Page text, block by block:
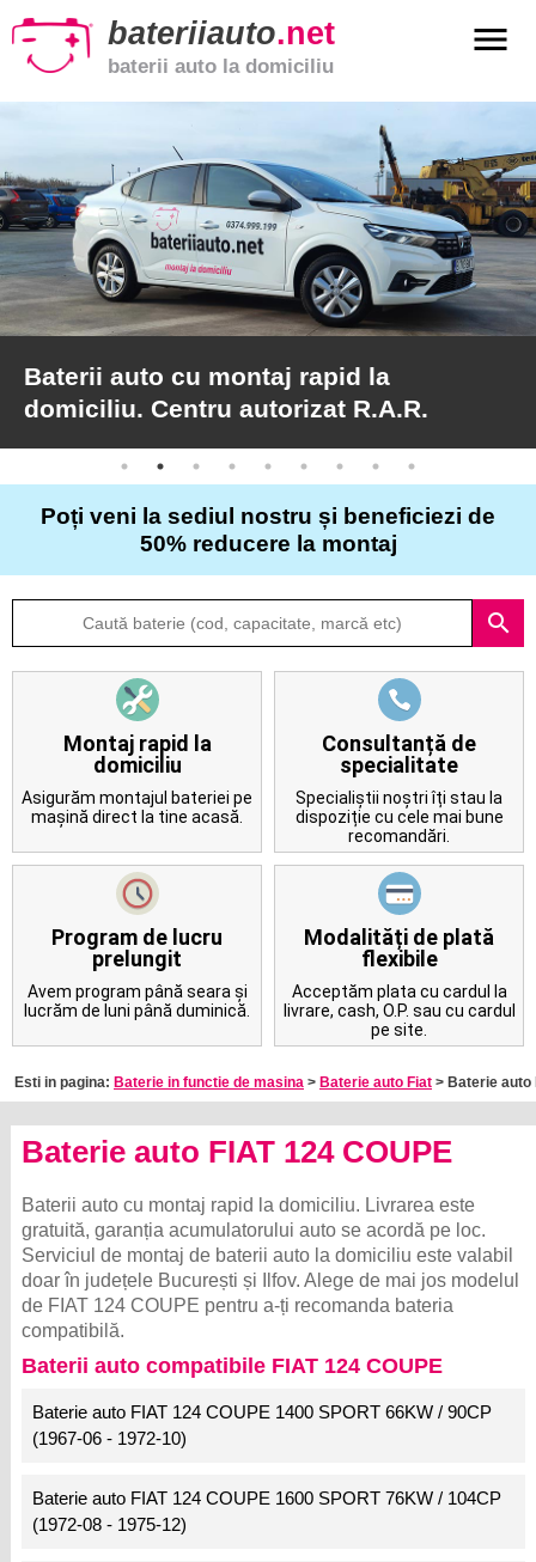
bateriiauto.net
baterii auto la domiciliu
menu
Baterii
moto
Baterii
de
camion
Articole
Despre
Contact
Baterii auto cu montaj rapid la
domiciliu. Centru autorizat R.A.R.
Poți veni la sediul nostru și beneficiezi de
50% reducere la montaj
search
Montaj rapid la
domiciliu
Asigurăm montajul bateriei pe
mașină direct la tine acasă.
Consultanță de
specialitate
Specialiștii noștri îți stau la
dispoziție cu cele mai bune
recomandări.
Program de lucru
prelungit
Avem program până seara și
lucrăm de luni până duminică.
Modalități de plată
flexibile
Acceptăm plata cu cardul la
livrare, cash, O.P. sau cu cardul
pe site.
Esti in pagina: Baterie in functie de masina > Baterie auto Fiat > Baterie auto
Baterie auto FIAT 124 COUPE
Baterii auto cu montaj rapid la domiciliu. Livrarea este
gratuită, garanția acumulatorului auto se acordă pe loc.
Serviciul de montaj de baterii auto la domiciliu este valabil
doar în județele București și Ilfov. Alege de mai jos modelul
de FIAT 124 COUPE pentru a-ți recomanda bateria
compatibilă.
Baterii auto compatibile FIAT 124 COUPE
Baterie auto FIAT 124 COUPE 1400 SPORT 66KW / 90CP
(1967-06 - 1972-10)
Baterie auto FIAT 124 COUPE 1600 SPORT 76KW / 104CP
(1972-08 - 1975-12)